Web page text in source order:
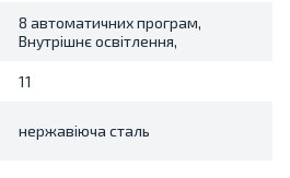
8 автоматичних програм,
Внутрішнє освітлення,
11
нержавіюча сталь